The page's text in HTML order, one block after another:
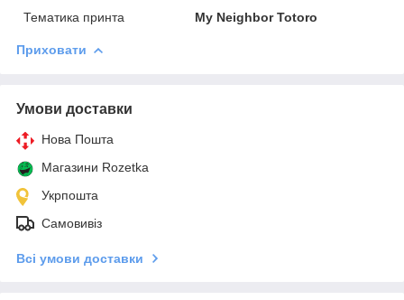
Тематика принта
My Neighbor Totoro
Приховати
Умови доставки
Нова Пошта
Магазини Rozetka
Укрпошта
Самовивіз
Всі умови доставки